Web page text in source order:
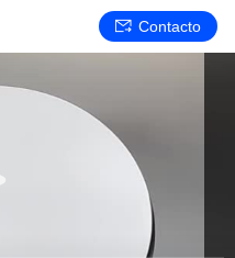
Contacto